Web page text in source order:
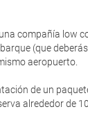
compañía low
(que
aeropuerto.
de un
alrededor de